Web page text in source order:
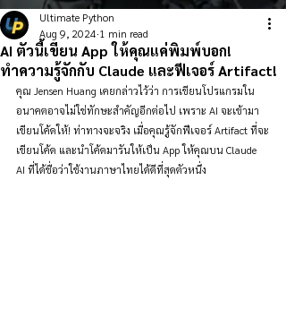
AI ตัวนี้เขียน App ให้คุณแค่พิมพ์บอก!
ทำความรู้จักกับ Claude และฟีเจอร์ Artifact!
Ultimate Python
Aug 9, 2024 1 min read
คุณ Jensen Huang เคยกล่าวไว้ว่า การเขียนโปรแกรมใน
อนาคตอาจไม่ใช่ทักษะสำคัญอีกต่อไป เพราะ AI จะเข้ามา
เขียนโค้ดให้! ท่าทางจะจริง เมื่อคุณรู้จักฟีเจอร์ Artifact ที่จะ
เขียนโค้ด และนำโค้ดมารันให้เป็น App ให้คุณบน Claude
AI ที่ได้ชื่อว่าใช้งานภาษาไทยได้ดีที่สุดตัวหนึ่ง